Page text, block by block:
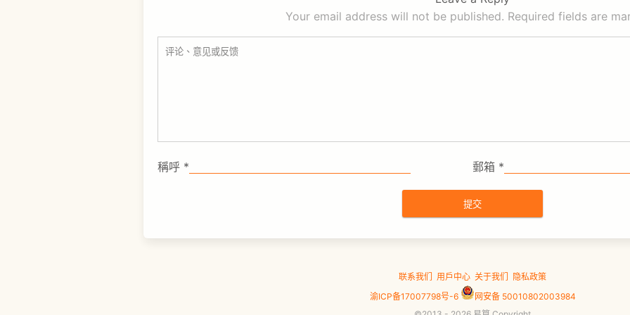
Your email address will not be published. Required fields are
稱呼 * 郵箱 *
联系我们 用户中心 关于我们
隐私政策
渝ICP备17007798号-6
网安备 50010802003984